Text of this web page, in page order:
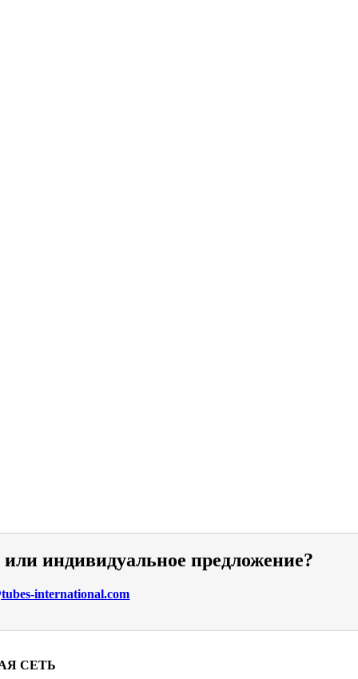
индивидуальное предложение?
international.com
СЕТЬ